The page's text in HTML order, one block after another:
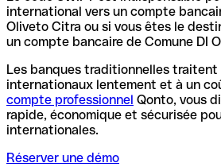
international vers un compte
Oliveto Citra ou si vous êtes le
un compte bancaire de Comune DI
Les banques traditionnelles traitent
internationaux lentement et à un
compte professionnel Qonto, vous
rapide, économique et sécurisée
internationales.
Réserver une démo